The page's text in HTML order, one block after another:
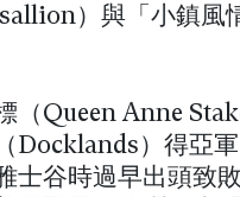
）與「小鎮風
（Queen Anne
Docklands）得亞
士谷時過早出頭致